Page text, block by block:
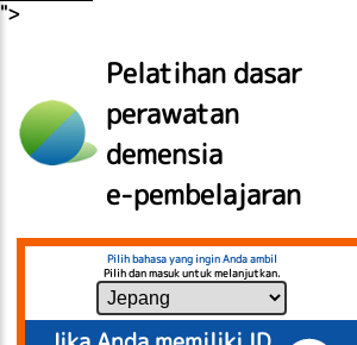
">
Pelatihan dasar
perawatan
demensia
e-pembelajaran
Pilih bahasa yang ingin Anda ambil
Pilih dan masuk untuk melanjutkan.